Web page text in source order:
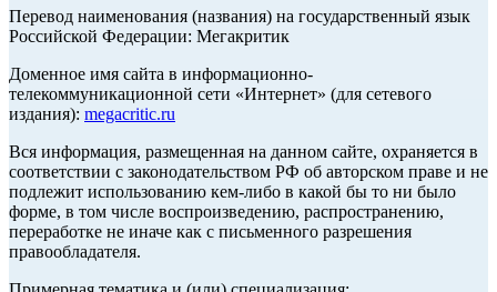
Перевод наименования (названия) на государственный язык
Российской Федерации: Мегакритик
Доменное имя сайта в информационно-
телекоммуникационной сети «Интернет» (для сетевого
издания): megacritic.ru
Вся информация, размещенная на данном сайте, охраняется в
соответствии с законодательством РФ об авторском праве и не
подлежит использованию кем-либо в какой бы то ни было
форме, в том числе воспроизведению, распространению,
переработке не иначе как с письменного разрешения
правообладателя.